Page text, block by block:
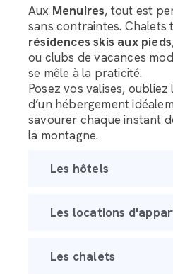
Aux Menuires, tout est
sans contraintes. Chalets
résidences skis aux pieds
ou clubs de vacances
se mêle à la praticité.
Posez vos valises,
d’un hébergement
savourer chaque instant
la montagne.
Les hôtels
Les locations
Les chalets